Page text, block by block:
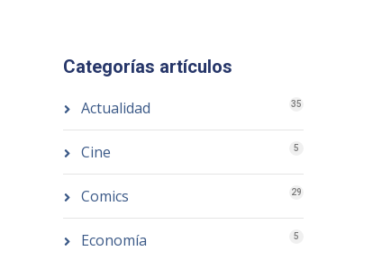
Categorías artículos
Actualidad 35
Cine 5
Comics 29
Economía 5